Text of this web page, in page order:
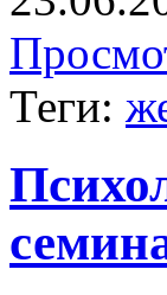
Теги: